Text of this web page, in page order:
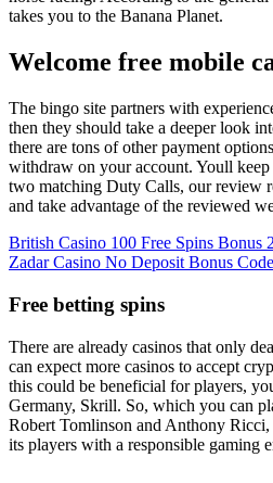
takes you to the Banana Planet.
Welcome free mobile
The bingo site partners with
then they should take a deeper look
there are tons of other payment
withdraw on your account. Youll
two matching Duty Calls, our review
and take advantage of the reviewed
British Casino 100 Free Spins Bonus
Zadar Casino No Deposit Bonus
Free betting spins
There are already casinos that only
can expect more casinos to accept
this could be beneficial for players,
Germany, Skrill. So, which you can
Robert Tomlinson and Anthony
its players with a responsible gaming